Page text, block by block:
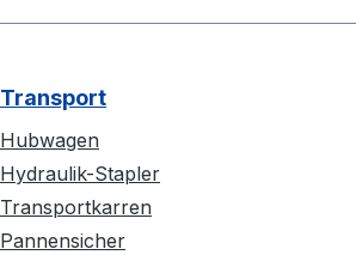
Transport
Hubwagen
Hydraulik-Stapler
Transportkarren
Pannensicher